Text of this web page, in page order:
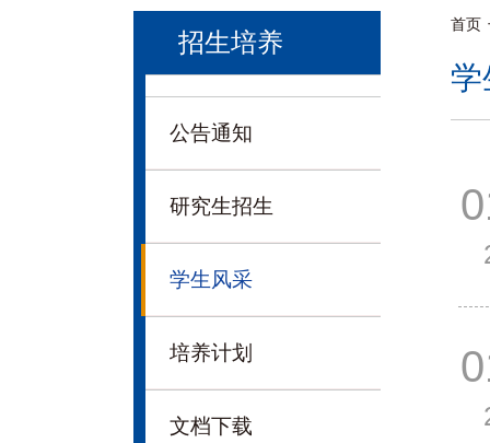
招生培养
公告通知
研究生招生
学生风采
培养计划
文档下载
首页
学